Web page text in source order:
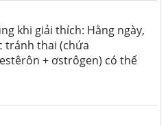
khi giải thích: Hằng ngày,
tránh thai (chứa
+ ơstrôgen) có thể